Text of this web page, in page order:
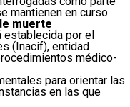
mantienen en curso.
muerte
por el
(Inacif), entidad
médico-
para orientar las
en las que